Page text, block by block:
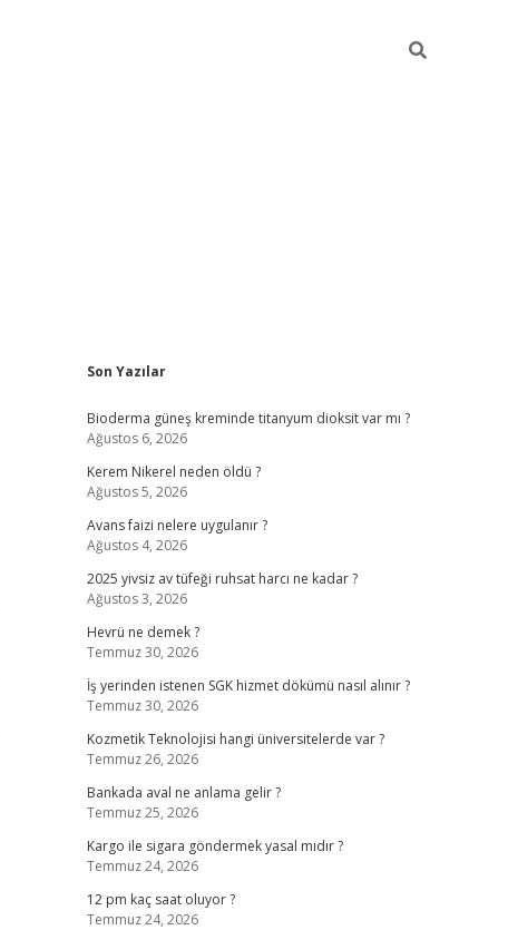
Sidebar
Son Yazılar
Bioderma güneş kreminde titanyum dioksit var mı ?
Ağustos 6, 2026
Kerem Nikerel neden öldü ?
Ağustos 5, 2026
Avans faizi nelere uygulanır ?
Ağustos 4, 2026
2025 yivsiz av tüfeği ruhsat harcı ne kadar ?
Ağustos 3, 2026
Hevrü ne demek ?
Temmuz 30, 2026
İş yerinden istenen SGK hizmet dökümü nasıl alınır ?
Temmuz 30, 2026
Kozmetik Teknolojisi hangi üniversitelerde var ?
Temmuz 26, 2026
Bankada aval ne anlama gelir ?
Temmuz 25, 2026
Kargo ile sigara göndermek yasal mıdır ?
Temmuz 24, 2026
12 pm kaç saat oluyor ?
Temmuz 24, 2026